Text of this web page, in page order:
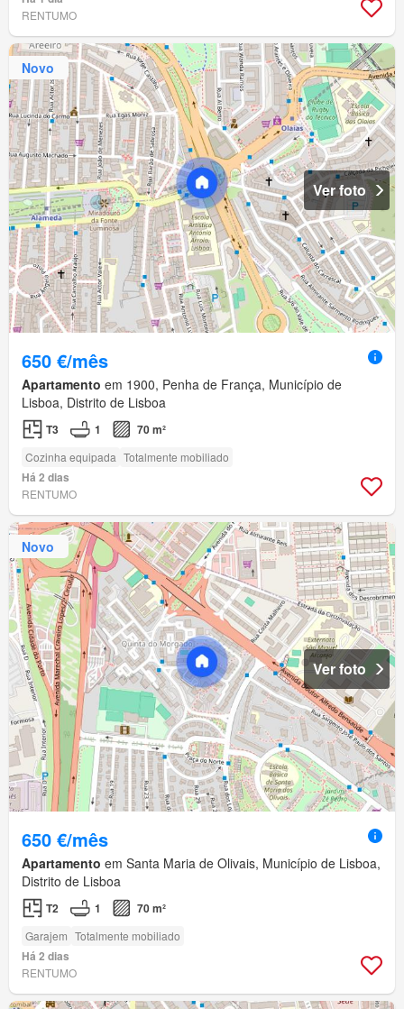
RENTUMO
Novo
Ver foto
650 €/mês
Apartamento em 1900, Penha de França, Município de
Lisboa, Distrito de Lisboa
T3 1 70 m²
Cozinha equipada Totalmente mobiliado
Há 2 dias
RENTUMO
Novo
Ver foto
650 €/mês
Apartamento em Santa Maria de Olivais, Município de Lisboa,
Distrito de Lisboa
T2 1 70 m²
Garajem Totalmente mobiliado
Há 2 dias
RENTUMO